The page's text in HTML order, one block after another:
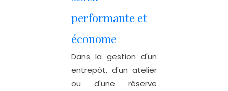
performante et
économe
Dans la gestion d'un
entrepôt, d'un atelier
ou d'une réserve